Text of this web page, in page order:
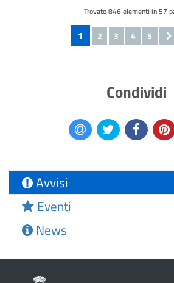
Trovato846elementi in 57
1 2 3 4 5
Condividi
Avvisi
Eventi
News